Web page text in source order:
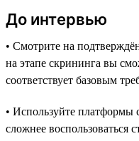
До интервью
• Смотрите на
на этапе скрининга вы
соответствует базовым
• Используйте
сложнее воспользоваться